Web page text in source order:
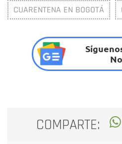
CUARENTENA EN BOGOTÁ
COMPARTE: